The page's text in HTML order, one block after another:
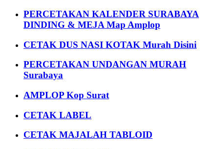
PERCETAKAN KALENDER SURABAYA
DINDING & MEJA Map Amplop
CETAK DUS NASI KOTAK Murah Disini
PERCETAKAN UNDANGAN MURAH
Surabaya
AMPLOP Kop Surat
CETAK LABEL
CETAK MAJALAH TABLOID